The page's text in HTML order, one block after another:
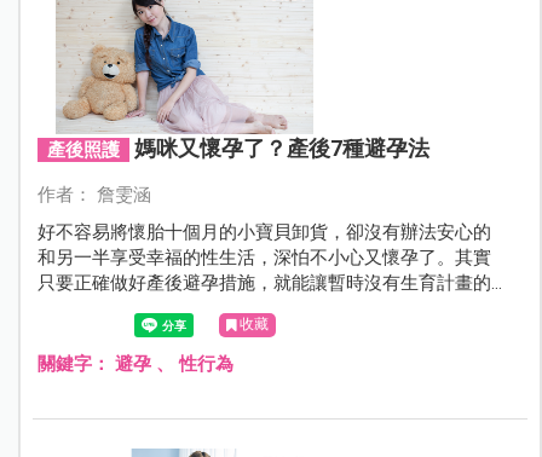
產後照護 媽咪又懷孕了？產後7種避孕法
作者： 詹雯涵
好不容易將懷胎十個月的小寶貝卸貨，卻沒有辦法安心的
和另一半享受幸福的性生活，深怕不小心又懷孕了。其實
只要正確做好產後避孕措施，就能讓暫時沒有生育計畫的
媽咪與爸比無後顧之憂享受性福人生。
收藏
關鍵字： 避孕、性行為